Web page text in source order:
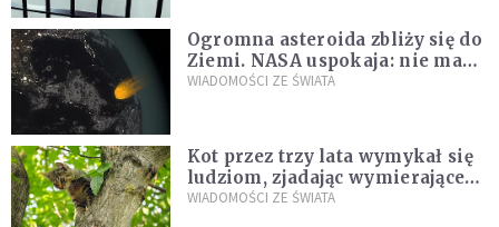
Ogromna asteroida zbliży się do
Ziemi. NASA uspokaja: nie ma
zagrożenia
WIADOMOŚCI ZE ŚWIATA
Kot przez trzy lata wymykał się
ludziom, zjadając wymierające
kaczki. W końcu popełnił
WIADOMOŚCI ZE ŚWIATA